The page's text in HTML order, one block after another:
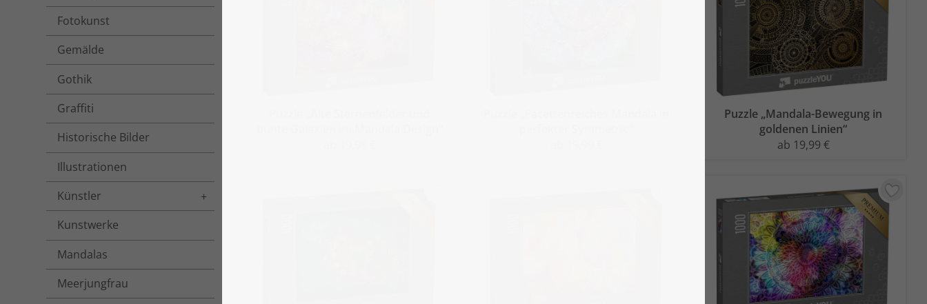
Fotokunst
Gemälde
Gothik
Graffiti
Historische Bilder
Illustrationen
Künstler
Toggle menu
Kunstwerke
Mandalas
Meerjungfrau
Puzzle „Mandala-Bewegung in
goldenen Linien“
ab 19,99 €